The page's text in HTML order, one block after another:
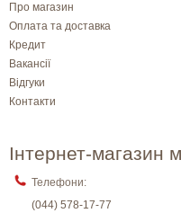
Про магазин
Оплата та доставка
Кредит
Вакансії
Відгуки
Контакти
Інтернет-магазин
Телефони:
(044) 578-17-77